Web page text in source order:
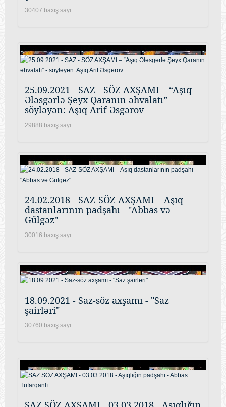
30407 baxış sayı
25.09.2021 - SAZ - SÖZ AXŞAMI – “Aşıq
Ələsgərlə Şeyx Qaranın əhvalatı” -
söyləyən: Aşıq Arif Əsgərov
29888 baxış sayı
24.02.2018 - SAZ-SÖZ AXŞAMI – Aşıq
dastanlarının padşahı - "Abbas və
Gülgəz"
30016 baxış sayı
18.09.2021 - Saz-söz axşamı - "Saz
şairləri"
30760 baxış sayı